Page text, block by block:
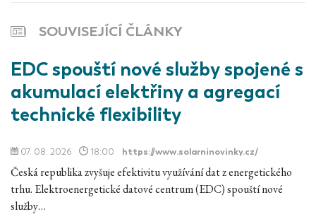
SOUVISEJÍCÍ ČLÁNKY
EDC spouští nové služby spojené s
akumulací elektřiny a agregací
technické flexibility
07. 08. 2026 18:00 https://www.solarninovinky.cz/
Česká republika zvyšuje efektivitu využívání dat z energetického
trhu. Elektroenergetické datové centrum (EDC) spouští nové
služby…